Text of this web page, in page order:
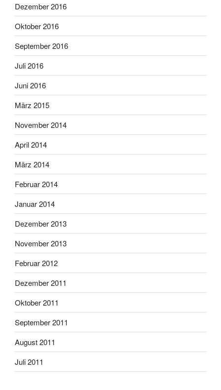
Dezember 2016
Oktober 2016
September 2016
Juli 2016
Juni 2016
März 2015
November 2014
April 2014
März 2014
Februar 2014
Januar 2014
Dezember 2013
November 2013
Februar 2012
Dezember 2011
Oktober 2011
September 2011
August 2011
Juli 2011